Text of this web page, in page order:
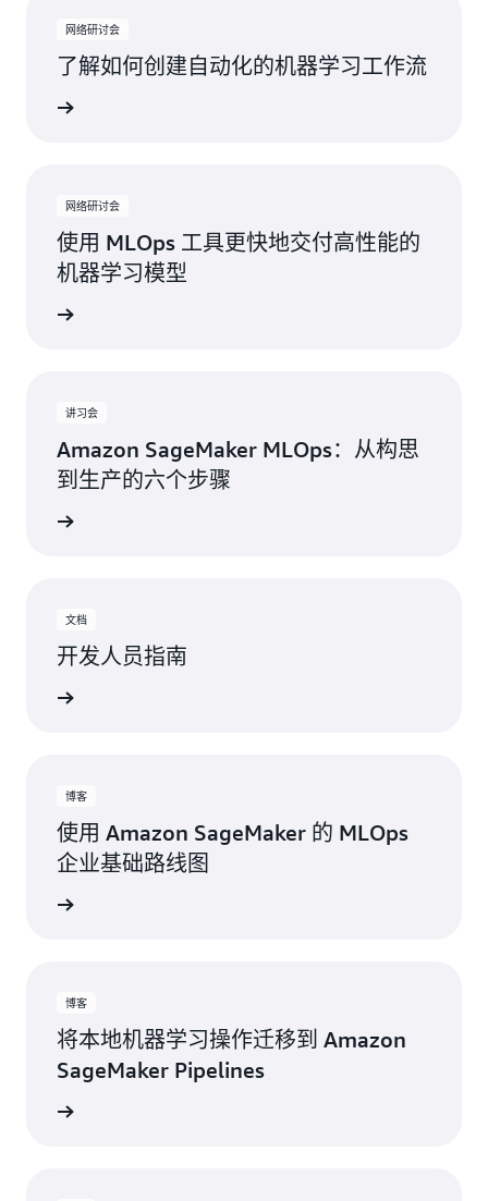
网络研讨会
了解如何创建自动化的机器学习工作流
网络研讨会
使用 MLOps 工具更快地交付高性能的
机器学习模型
讲习会
Amazon SageMaker MLOps：从构思
到生产的六个步骤
文档
开发人员指南
博客
使用 Amazon SageMaker 的 MLOps
企业基础路线图
博客
将本地机器学习操作迁移到 Amazon
SageMaker Pipelines